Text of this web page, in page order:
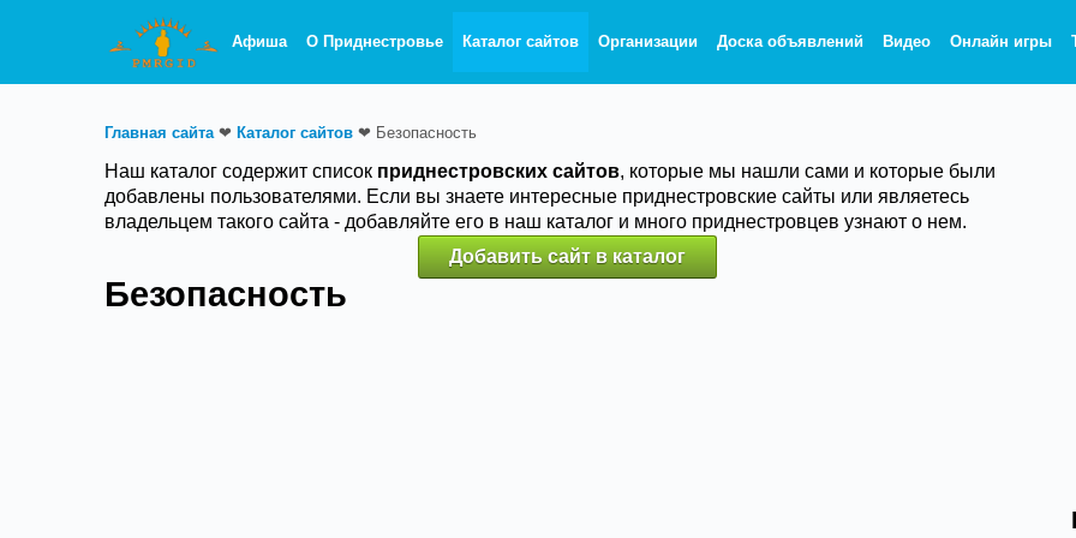
Афиша О Приднестровье Каталог сайтов Организации Доска объявлений Видео Онлайн игры
Главная сайта❤ Каталог сайтов ❤ Безопасность
Наш каталог содержит список приднестровских сайтов, которые мы нашли сами и которые были
добавлены пользователями. Если вы знаете интересные приднестровские сайты или являетесь
владельцем такого сайта - добавляйте его в наш каталог и много приднестровцев узнают о нем.
Добавить сайт в каталог
Безопасность